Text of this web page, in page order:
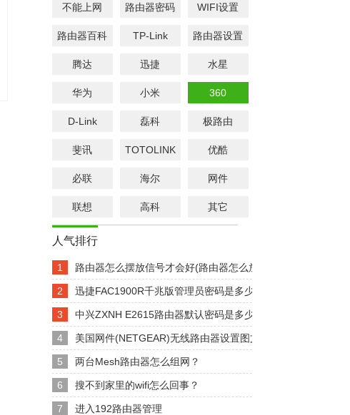
不能上网 路由器密码 WIFI设置
路由器百科 TP-Link 路由器设置
腾达 迅捷 水星
华为 小米 360
D-Link 磊科 极路由
斐讯 TOTOLINK 优酷
必联 海尔 网件
联想 高科 其它
人气排行
1 路由器怎么摆放信号才会好(路由器怎么放信号号)
2 迅捷FAC1900R千兆版管理员密码是多少？
3 中兴ZXNH E2615路由器默认密码是多少？
4 美国网件(NETGEAR)无线路由器设置图文教程【图文】
5 两台Mesh路由器怎么组网？
6 搜不到家里的wifi怎么回事？
7 进入192路由器管理